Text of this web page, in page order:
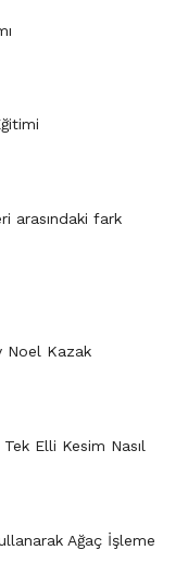
arasındaki fark
Noel Kazak
Elli Kesim Nasıl
Ağaç İşleme